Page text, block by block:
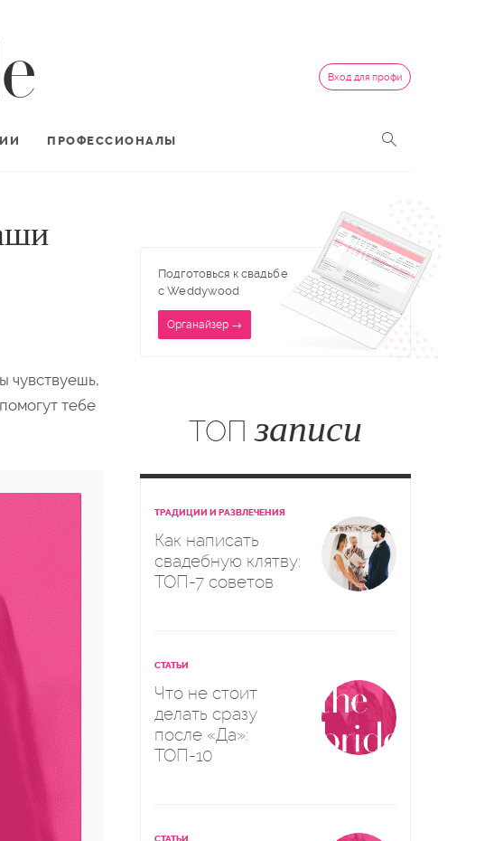
Вход для профи
ПРОФЕССИОНАЛЫ
чувствуешь,
тебе
Подготовься к свадьбе
с Weddywood
Органайзер →
ТОП записи
ТРАДИЦИИ И РАЗВЛЕЧЕНИЯ
Как написать
свадебную клятву:
ТОП-7 советов
СТАТЬИ
Что не стоит
делать сразу
после «Да»:
ТОП-10
СТАТЬИ